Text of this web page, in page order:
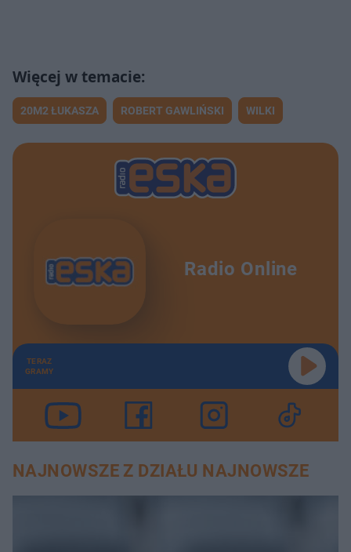
20M2 ŁUKASZA ROBERT GAWLIŃSKI WILKI
Radio Online
TERAZ
GRAMY
NAJNOWSZE Z DZIAŁU NAJNOWSZE